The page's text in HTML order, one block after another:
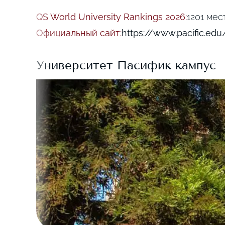
QS World University Rankings 2026:1201
Официальный сайт:https://
Университет Пасифик кампус